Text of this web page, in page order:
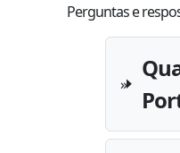
Perguntas e